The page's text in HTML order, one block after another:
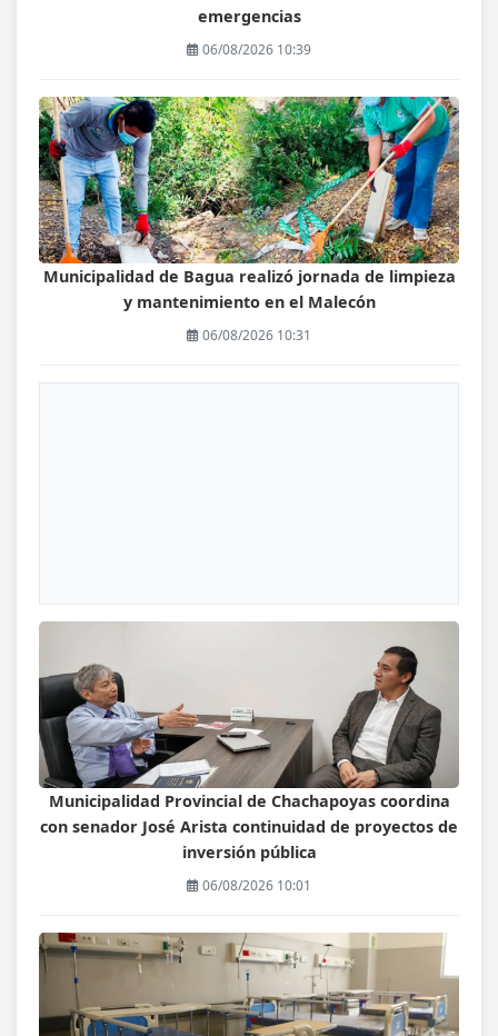
emergencias
06/08/2026 10:39
Municipalidad de Bagua realizó jornada de limpieza
y mantenimiento en el Malecón
06/08/2026 10:31
Municipalidad Provincial de Chachapoyas coordina
con senador José Arista continuidad de proyectos de
inversión pública
06/08/2026 10:01